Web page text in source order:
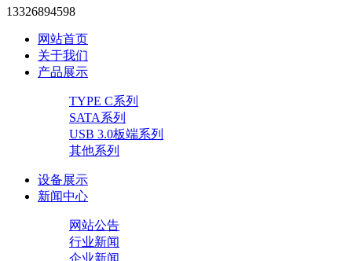
13326894598
网站首页
关于我们
产品展示
TYPE C系列
SATA系列
USB 3.0板端系列
其他系列
设备展示
新闻中心
网站公告
行业新闻
企业新闻